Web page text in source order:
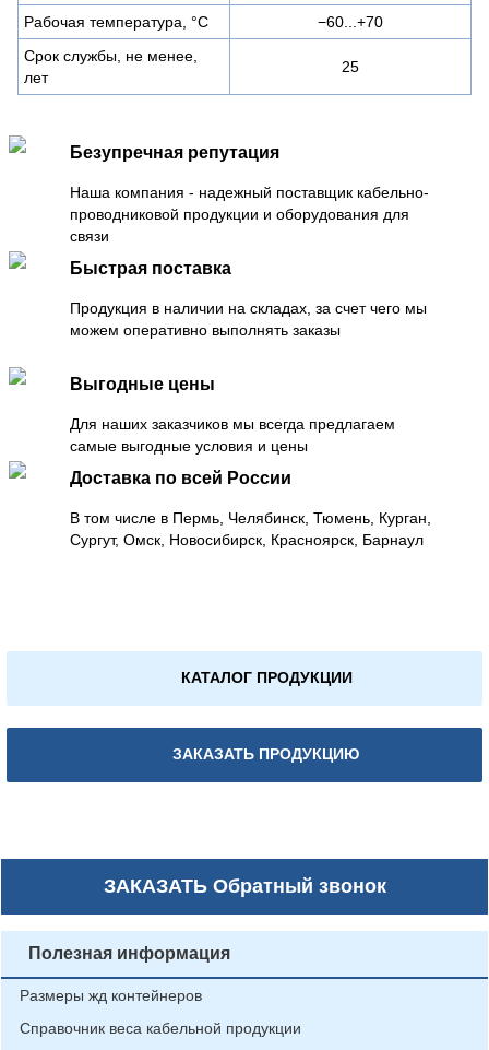
Рабочая температура, °C
−60...+70
Срок службы, не менее,
лет
25
Безупречная репутация
Наша компания - надежный поставщик кабельно-
проводниковой продукции и оборудования для
связи
Быстрая поставка
Продукция в наличии на складах, за счет чего мы
можем оперативно выполнять заказы
Выгодные цены
Для наших заказчиков мы всегда предлагаем
самые выгодные условия и цены
Доставка по всей России
В том числе в Пермь, Челябинск, Тюмень, Курган,
Сургут, Омск, Новосибирск, Красноярск, Барнаул
КАТАЛОГ ПРОДУКЦИИ
ЗАКАЗАТЬ ПРОДУКЦИЮ
ЗАКАЗАТЬОбратный звонок
Полезная информация
Размеры жд контейнеров
Справочник веса кабельной продукции